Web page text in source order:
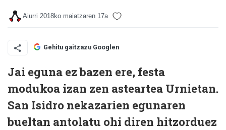
Aiurri 2018ko maiatzaren 17a
Gehitu gaitzazu Googlen
Jai eguna ez bazen ere, festa
modukoa izan zen asteartea Urnietan.
San Isidro nekazarien egunaren
bueltan antolatu ohi diren hitzorduez